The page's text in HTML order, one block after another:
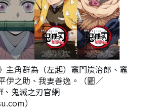
主角群為（左起）竈門炭治郎、竈
伊之助、我妻善逸。（圖／
鬼滅之刃官網
）